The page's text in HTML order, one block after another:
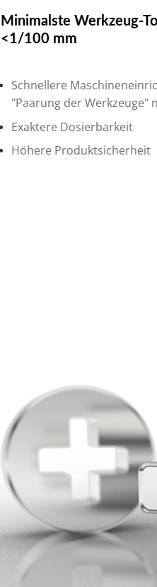
Minimalste Werkzeug-
<1/100 mm
Schnellere
"Paarung der Werkzeuge"
Exaktere Dosierbarkeit
Höhere Produktsicherheit